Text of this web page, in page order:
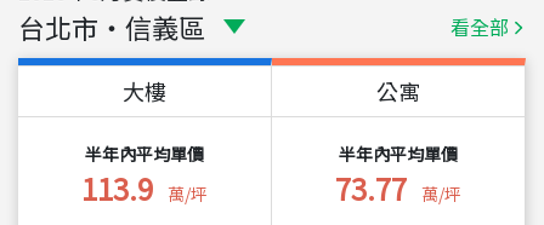
台北市 ・ 信義區 看全部
大樓
半年內平均單價
113.9 萬/坪
公寓
半年內平均單價
73.77 萬/坪